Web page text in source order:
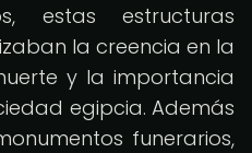
estas estructuras
la creencia en la
y la importancia
egipcia. Además
funerarios,